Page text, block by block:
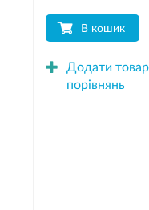
В кошик
Додати
порівнянь